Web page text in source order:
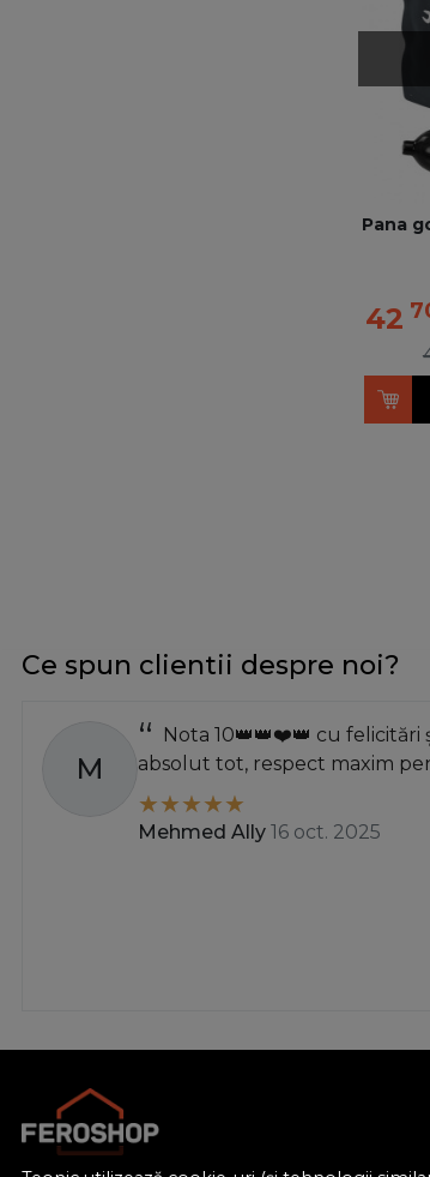
Pana
42
Ce spun clientii despre noi?
M
Nota 10👑👑❤️👑 cu felicitări
absolut tot, respect maxim
Mehmed Ally 16 oct. 2025